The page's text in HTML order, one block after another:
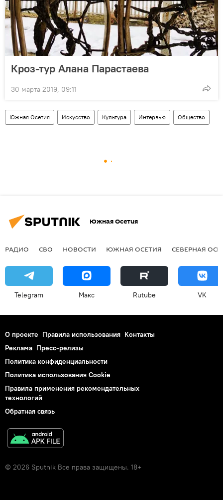
Кроз-тур Алана Парастаева
30 марта 2019, 09:11
Южная Осетия Искусство Культура Интервью Общество
Южная Осетия
РАДИО СВО НОВОСТИ ЮЖНАЯ ОСЕТИЯ СЕВЕРНАЯ
Telegram Макс Rutube VK
О проекте Правила использования Контакты
Реклама Пресс-релизы
Политика конфиденциальности
Политика использования Cookie
Правила применения рекомендательных
технологий
Обратная связь
© 2026 Sputnik Все права защищены. 18+